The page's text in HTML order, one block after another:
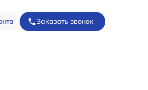
Заказать звонок